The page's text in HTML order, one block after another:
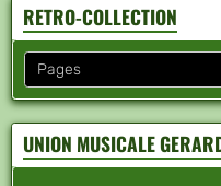
RETRO-COLLECTION
UNION MUSICALE